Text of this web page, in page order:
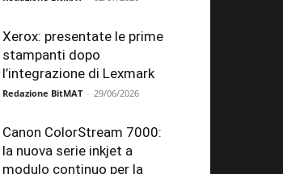
Xerox: presentate le prime
stampanti dopo
l’integrazione di Lexmark
Redazione BitMAT - 29/06/2026
Canon ColorStream 7000:
la nuova serie inkjet a
modulo continuo per la